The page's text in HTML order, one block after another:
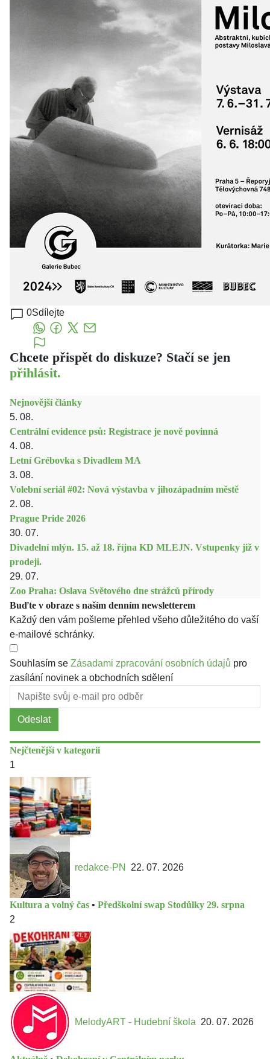
0Sdílejte
Chcete přispět do diskuze? Stačí se jen
přihlásit.
Nejnovější články
5. 08.
Centrální evidence psů: Registrace je nově povinná
4. 08.
Letní Grébovka s Divadlem MA
3. 08.
Volební seriál #02: Nová výstavba v jihozápadním městě
2. 08.
Prague Pride 2026
30. 07.
Divadelní mlýn. 15. až 18. října KD MLEJN. Vstupenky již v
prodeji.
29. 07.
Zoo Praha: Oslava Světového dne strážců přírody
Buďte v obraze s naším denním newsletterem
Každý den vám pošleme přehled všeho důležitého do vaší
e-mailové schránky.
Souhlasím se Zásadami zpracování osobních údajů pro
zasílání novinek a obchodních sdělení
Odeslat
Nejčtenější v kategorii
1
redakce-PN 22. 07. 2026
Kultura a volný čas • Předškolní swap Stodůlky 29. srpna
2
MelodyART - Hudební škola 20. 07. 2026